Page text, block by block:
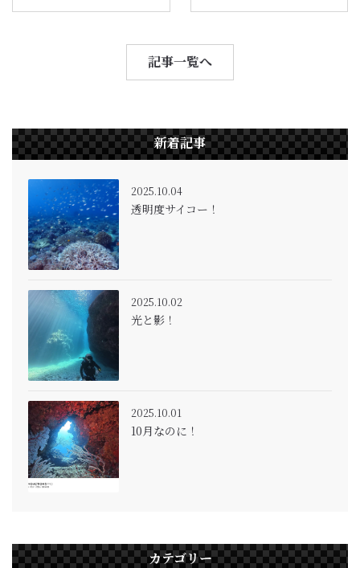
記事一覧へ
新着記事
2025.10.04
透明度サイコー！
2025.10.02
光と影！
2025.10.01
10月なのに！
カテゴリー